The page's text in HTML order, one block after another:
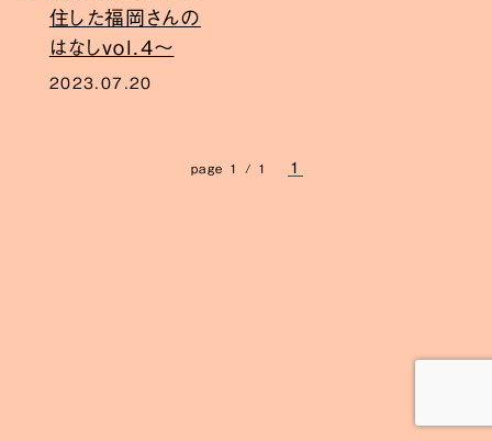
住した福岡さんの
はなしvol.4〜
2023.07.20
page 1 / 1 1